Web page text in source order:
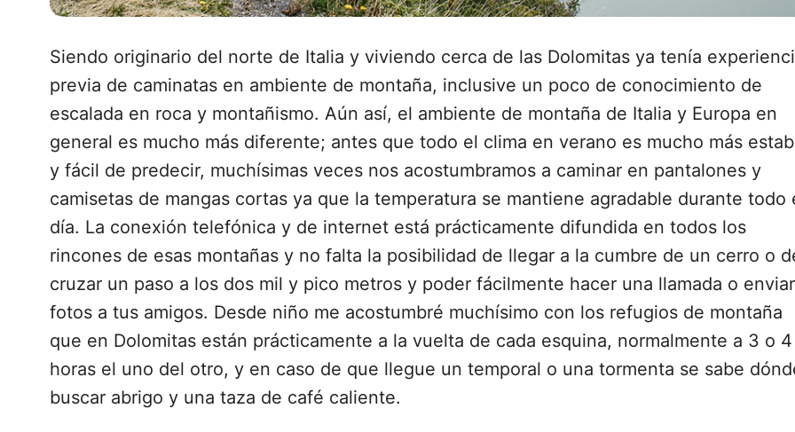
Siendo originario del norte de Italia y viviendo cerca de las Dolomitas ya tenía
previa de caminatas en ambiente de montaña, inclusive un poco de conocimiento de
escalada en roca y montañismo. Aún así, el ambiente de montaña de Italia y Europa en
general es mucho más diferente; antes que todo el clima en verano es mucho más
y fácil de predecir, muchísimas veces nos acostumbramos a caminar en pantalones y
camisetas de mangas cortas ya que la temperatura se mantiene agradable durante todo
día. La conexión telefónica y de internet está prácticamente difundida en todos los
rincones de esas montañas y no falta la posibilidad de llegar a la cumbre de un cerro o
cruzar un paso a los dos mil y pico metros y poder fácilmente hacer una llamada o enviar
fotos a tus amigos. Desde niño me acostumbré muchísimo con los refugios de montaña
que en Dolomitas están prácticamente a la vuelta de cada esquina, normalmente a 3 o 4
horas el uno del otro, y en caso de que llegue un temporal o una tormenta se sabe
buscar abrigo y una taza de café caliente.